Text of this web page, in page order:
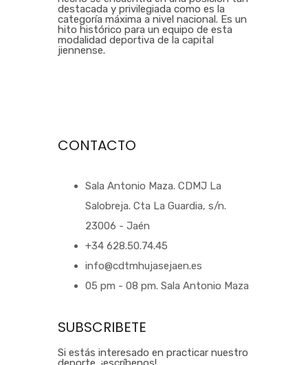
destacada y privilegiada como es la
categoría máxima a nivel nacional. Es un
hito histórico para un equipo de esta
modalidad deportiva de la capital
jiennense.
CONTACTO
Sala Antonio Maza. CDMJ La
Salobreja. Cta La Guardia, s/n.
23006 - Jaén
+34 628.50.74.45
info@cdtmhujasejaen.es
05 pm - 08 pm. Sala Antonio Maza
SUBSCRIBETE
Si estás interesado en practicar nuestro